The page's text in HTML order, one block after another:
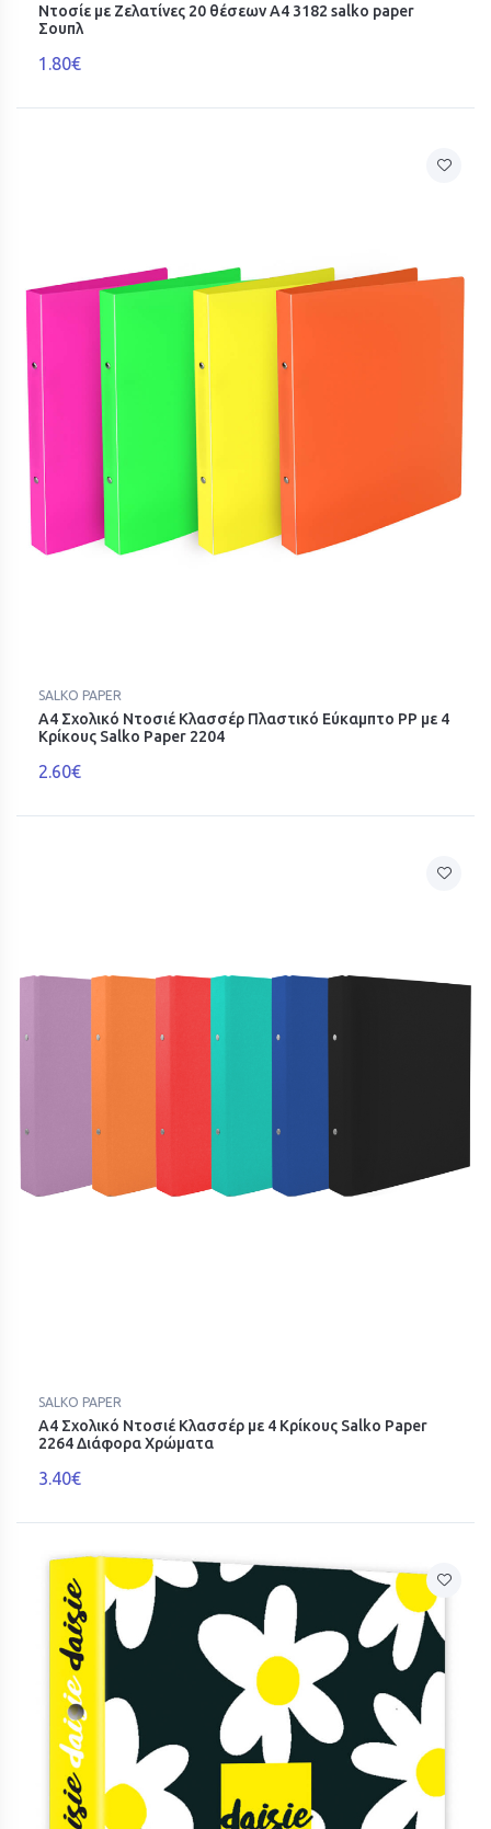
Ντοσίε με Ζελατίνες 20 θέσεων Α4 3182 salko paper
Σουπλ
1.80€
SALKO PAPER
Α4 Σχολικό Ντοσιέ Κλασσέρ Πλαστικό Εύκαμπτο PP με 4
Κρίκους Salko Paper 2204
2.60€
SALKO PAPER
Α4 Σχολικό Ντοσιέ Κλασσέρ με 4 Κρίκους Salko Paper
2264 Διάφορα Χρώματα
3.40€